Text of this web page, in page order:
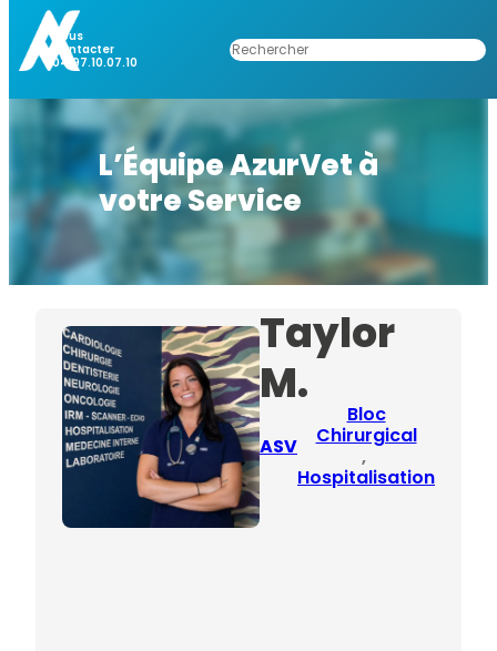
Nous
Contacter
04.97.10.07.10
Rechercher
L’Équipe AzurVet à
votre Service
Taylor
M.
ASV
Bloc
Chirurgical
,
Hospitalisation